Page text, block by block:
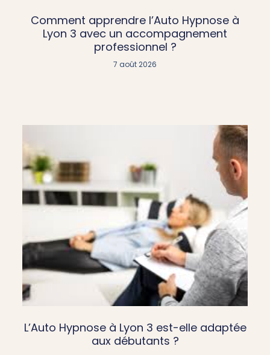
Comment apprendre l’Auto Hypnose à
Lyon 3 avec un accompagnement
professionnel ?
7 août 2026
L’Auto Hypnose à Lyon 3 est-elle adaptée
aux débutants ?